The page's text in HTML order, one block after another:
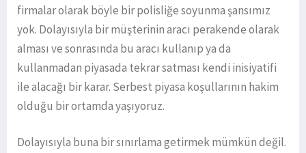
firmalar olarak böyle bir polisliğe soyunma şansımız
yok. Dolayısıyla bir müşterinin aracı perakende olarak
alması ve sonrasında bu aracı kullanıp ya da
kullanmadan piyasada tekrar satması kendi inisiyatifi
ile alacağı bir karar. Serbest piyasa koşullarının hakim
olduğu bir ortamda yaşıyoruz.
Dolayısıyla buna bir sınırlama getirmek mümkün değil.